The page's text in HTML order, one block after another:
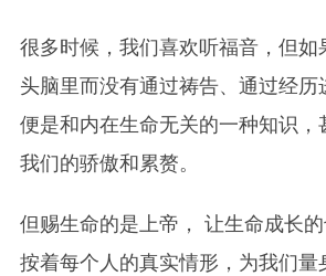
很多时候，我们喜欢听福音，但如
头脑里而没有通过祷告、通过经历
便是和内在生命无关的一种知识，
我们的骄傲和累赘。
但赐生命的是上帝， 让生命成长
按着每个人的真实情形，为我们量